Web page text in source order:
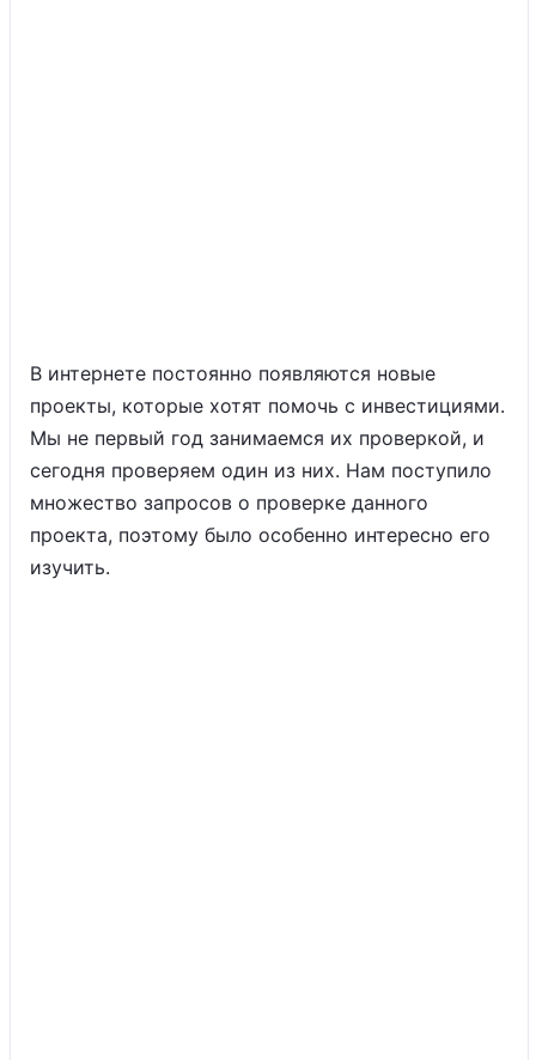
В интернете постоянно появляются новые
проекты, которые хотят помочь с инвестициями.
Мы не первый год занимаемся их проверкой, и
сегодня проверяем один из них. Нам поступило
множество запросов о проверке данного
проекта, поэтому было особенно интересно его
изучить.